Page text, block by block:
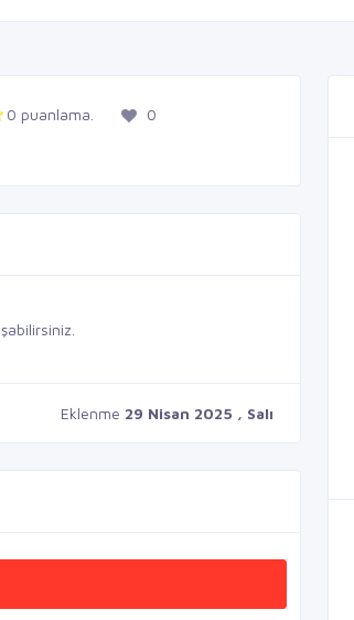
0 puanlama. 0
Eklenme 29 Nisan 2025 , Salı